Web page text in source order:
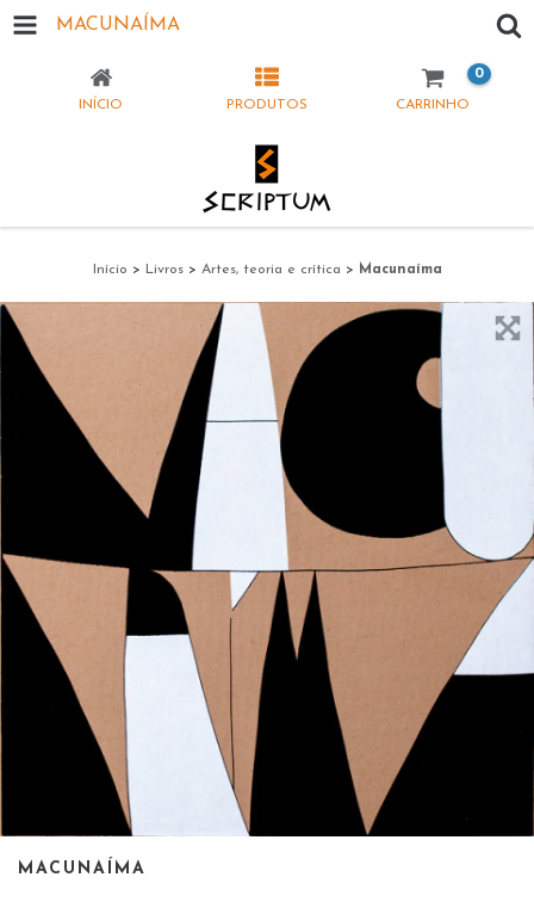
MACUNAÍMA
INÍCIO PRODUTOS CARRINHO
0
Início > Livros > Artes, teoria e crítica > Macunaíma
MACUNAÍMA